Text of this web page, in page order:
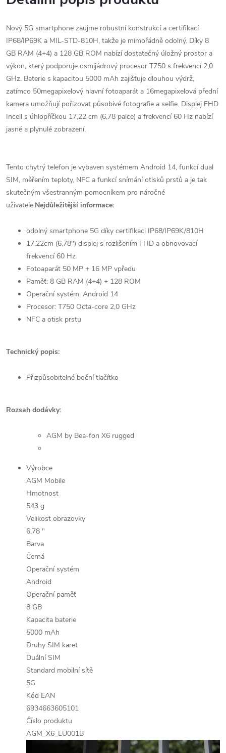
Nový 5G smartphone zaujme robustní konstrukcí a certifikací
IP68/IP69K a MIL-STD-810H, takže je mimořádně odolný. Díky 8
GB RAM (4+4) a 128 GB ROM nabízí dostatečný úložný prostor a
výkon, který podporuje osmijádrový procesor T750 s frekvencí 2,0
GHz. Baterie s kapacitou 5000 mAh zajišťuje dlouhou výdrž,
zatímco 50megapixelový hlavní fotoaparát a 16megapixelová přední
kamera umožňují pořizovat působivé fotografie a selfie. Displej FHD
Incell s úhlopříčkou 17,22 cm (6,78 palce) a frekvencí 60 Hz nabízí
jasné a plynulé zobrazení.
Tento chytrý telefon je vybaven systémem Android 14, funkcí dual
SIM, měřením teploty, NFC a funkcí snímání otisků prstů a je tak
skutečným všestranným pomocníkem pro náročné
uživatele.Nejdůležitější informace:
odolný smartphone 5G díky certifikaci IP68/IP69K/810H
17,22cm (6,78") displej s rozlišením FHD a obnovovací
frekvencí 60 Hz
Fotoaparát 50 MP + 16 MP vpředu
Paměť: 8 GB RAM (4+4) + 128 ROM
Operační systém: Android 14
Procesor: T750 Octa-core 2,0 GHz
NFC a otisk prstu
Technický popis:
Přizpůsobitelné boční tlačítko
Rozsah dodávky:
AGM by Bea-fon X6 rugged
Výrobce
AGM Mobile
Hmotnost
543 g
Velikost obrazovky
6,78 "
Barva
Černá
Operační systém
Android
Operační paměť
8 GB
Kapacita baterie
5000 mAh
Druhy SIM karet
Duální SIM
Standard mobilní sítě
5G
Kód EAN
6934663605101
Číslo produktu
AGM_X6_EU001B